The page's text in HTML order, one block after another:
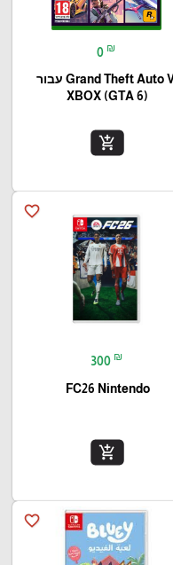
0 ₪
Grand Theft Auto VI עבור
(XBOX (GTA 6
add_shopping_cart
favorite_border
300 ₪
FC26 Nintendo
add_shopping_cart
favorite_border